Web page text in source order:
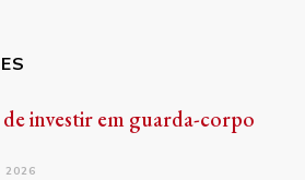
investir em guarda-corpo